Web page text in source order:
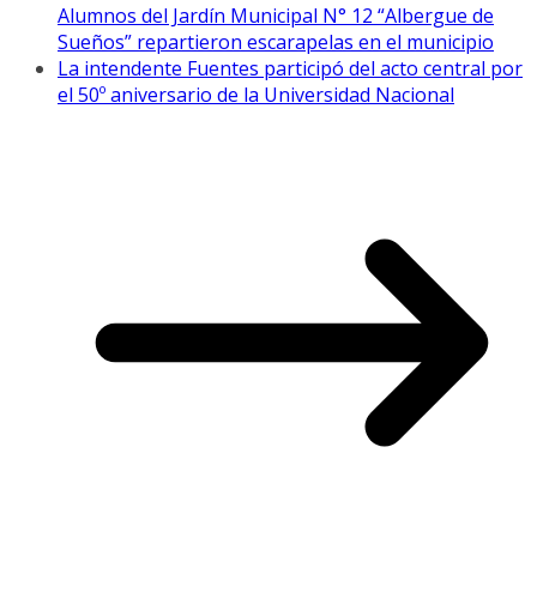
Alumnos del Jardín Municipal N° 12 “Albergue de
Sueños” repartieron escarapelas en el municipio
La intendente Fuentes participó del acto central por
el 50º aniversario de la Universidad Nacional